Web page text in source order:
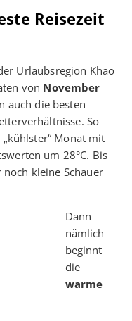
Reisezeit
Urlaubsregion Khao
von November
auch die besten
So
Monat mit
um 28°C. Bis
kleine Schauer
Dann
nämlich
beginnt
die
warme